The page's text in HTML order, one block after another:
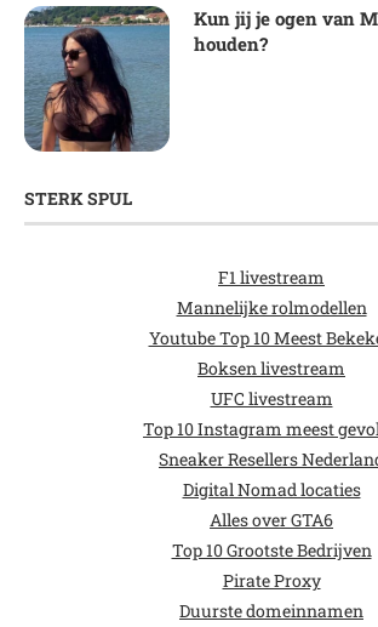
Kun jij je ogen van
houden?
STERK SPUL
F1 livestream
Mannelijke rolmodellen
Youtube Top 10 Meest
Boksen livestream
UFC livestream
Top 10 Instagram meest
Sneaker Resellers
Digital Nomad locaties
Alles over GTA6
Top 10 Grootste Bedrijven
Pirate Proxy
Duurste domeinnamen